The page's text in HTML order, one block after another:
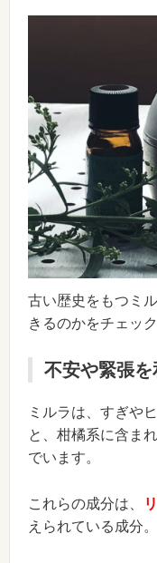
古い歴史をもつミ
きるのかをチェッ
不安や緊張
ミルラは、すぎや
と、柑橘系に含ま
でいます。
これらの成分は、
えられている成分。